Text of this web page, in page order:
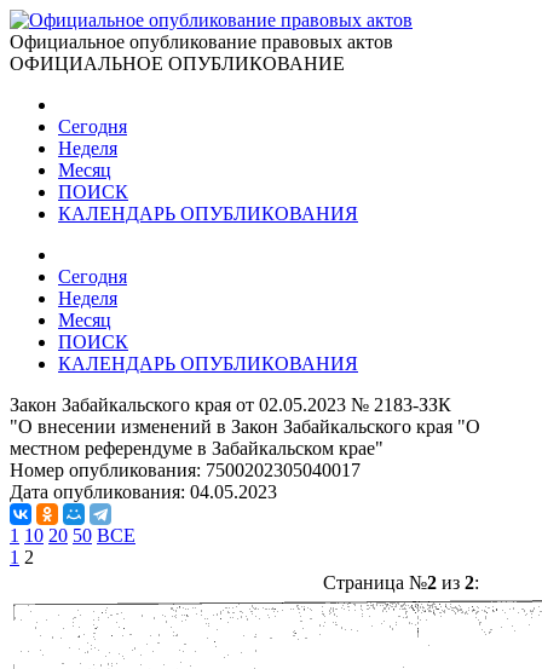
Официальное опубликование правовых актов
ОФИЦИАЛЬНОЕ ОПУБЛИКОВАНИЕ
Сегодня
Неделя
Месяц
ПОИСК
КАЛЕНДАРЬ ОПУБЛИКОВАНИЯ
Сегодня
Неделя
Месяц
ПОИСК
КАЛЕНДАРЬ ОПУБЛИКОВАНИЯ
Закон Забайкальского края от 02.05.2023 № 2183-ЗЗК
"О внесении изменений в Закон Забайкальского края "О
местном референдуме в Забайкальском крае"
Номер опубликования: 7500202305040017
Дата опубликования: 04.05.2023
1 10 20 50 ВСЕ
1 2
Страница №2из 2: